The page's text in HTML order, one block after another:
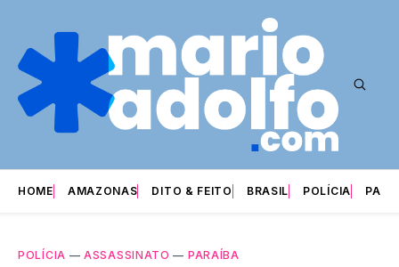
HOME AMAZONAS DITO & FEITO BRASIL POLÍCIA
POLÍCIA —ASSASSINATO — PARAÍBA